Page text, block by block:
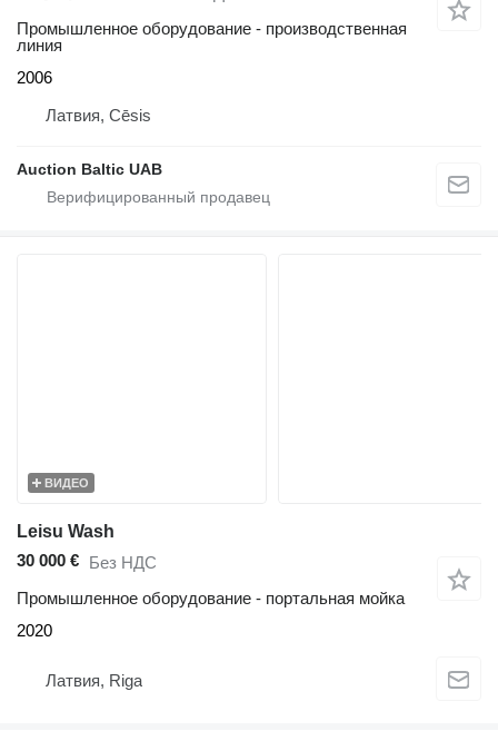
Промышленное оборудование - производственная
линия
2006
Латвия, Cēsis
Auction Baltic UAB
ВИДЕО
Leisu Wash
30 000 € Без НДС
Промышленное оборудование - портальная мойка
2020
Латвия, Riga